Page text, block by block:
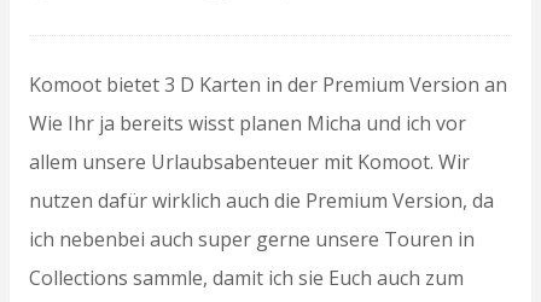
Komoot bietet 3 D Karten in der Premium Version an
Wie Ihr ja bereits wisst planen Micha und ich vor
allem unsere Urlaubsabenteuer mit Komoot. Wir
nutzen dafür wirklich auch die Premium Version, da
ich nebenbei auch super gerne unsere Touren in
Collections sammle, damit ich sie Euch auch zum